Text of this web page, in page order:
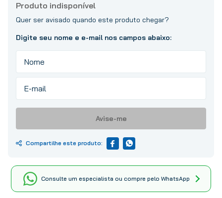
Avise-me
Consulte um especialista ou compre pelo WhatsApp
9º
telha
10º tinta